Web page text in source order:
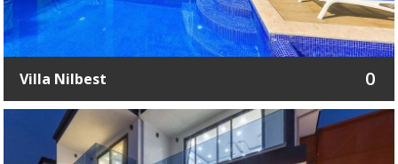
Villa Nilbest 0